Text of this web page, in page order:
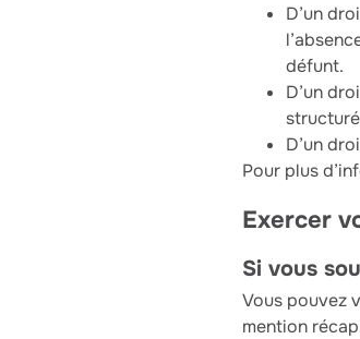
D’un
défunt.
D’un
D’un
Pour plus
Exercer
Si vous
Vous pouvez
mention